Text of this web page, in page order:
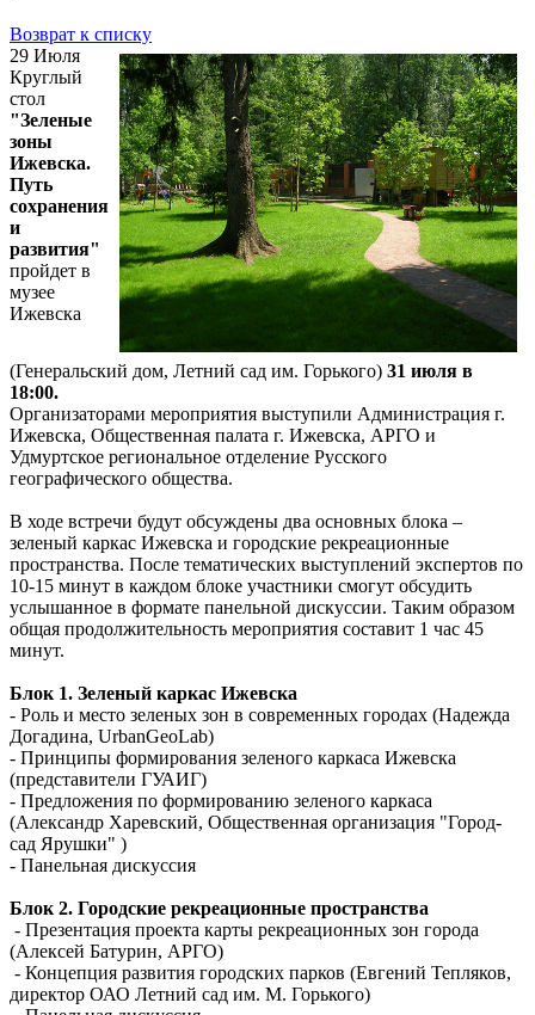
Возврат к списку
29 Июля
Круглый
стол
"Зеленые
зоны
Ижевска.
Путь
сохранения
и
развития"
пройдет в
музее
Ижевска
(Генеральский дом, Летний сад им. Горького) 31 июля в
18:00.
Организаторами мероприятия выступили Администрация г.
Ижевска, Общественная палата г. Ижевска, АРГО и
Удмуртское региональное отделение Русского
географического общества.
В ходе встречи будут обсуждены два основных блока –
зеленый каркас Ижевска и городские рекреационные
пространства. После тематических выступлений экспертов по
10-15 минут в каждом блоке участники смогут обсудить
услышанное в формате панельной дискуссии. Таким образом
общая продолжительность мероприятия составит 1 час 45
минут.
Блок 1. Зеленый каркас Ижевска
- Роль и место зеленых зон в современных городах (Надежда
Догадина, UrbanGeoLab)
- Принципы формирования зеленого каркаса Ижевска
(представители ГУАИГ)
- Предложения по формированию зеленого каркаса
(Александр Харевский, Общественная организация "Город-
сад Ярушки" )
- Панельная дискуссия
Блок 2. Городские рекреационные пространства
- Презентация проекта карты рекреационных зон города
(Алексей Батурин, АРГО)
- Концепция развития городских парков (Евгений Тепляков,
директор ОАО Летний сад им. М. Горького)